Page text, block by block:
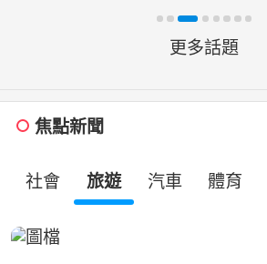
更多話題
焦點新聞
社會 旅遊 汽車 體育